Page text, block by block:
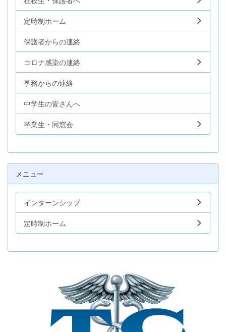
定時制ホーム
保護者からの連絡
コロナ感染の連絡
事務からの連絡
中学生の皆さんへ
卒業生・同窓会
メニュー
インターンシップ
定時制ホーム